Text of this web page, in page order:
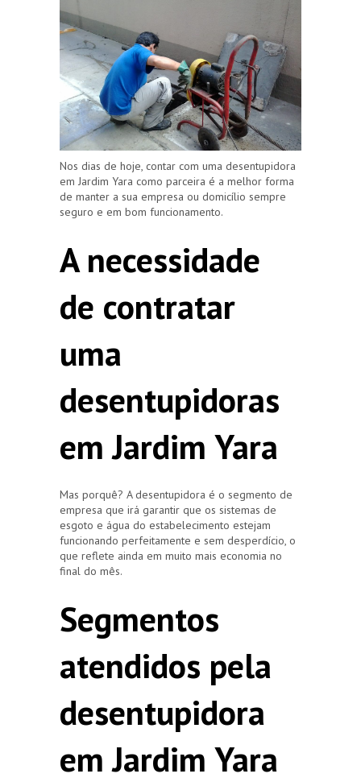
Nos dias de hoje, contar com uma desentupidora
em Jardim Yara como parceira é a melhor forma
de manter a sua empresa ou domicílio sempre
seguro e em bom funcionamento.
A necessidade
de contratar
uma
desentupidoras
em Jardim Yara
Mas porquê? A desentupidora é o segmento de
empresa que irá garantir que os sistemas de
esgoto e água do estabelecimento estejam
funcionando perfeitamente e sem desperdício, o
que reflete ainda em muito mais economia no
final do mês.
Segmentos
atendidos pela
desentupidora
em Jardim Yara